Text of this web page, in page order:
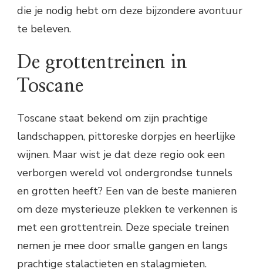
die je nodig hebt om deze bijzondere avontuur
te beleven.
De grottentreinen in
Toscane
Toscane staat bekend om zijn prachtige
landschappen, pittoreske dorpjes en heerlijke
wijnen. Maar wist je dat deze regio ook een
verborgen wereld vol ondergrondse tunnels
en grotten heeft? Een van de beste manieren
om deze mysterieuze plekken te verkennen is
met een grottentrein. Deze speciale treinen
nemen je mee door smalle gangen en langs
prachtige stalactieten en stalagmieten.